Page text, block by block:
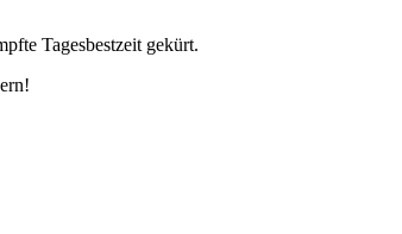
Tagesbestzeit gekürt.